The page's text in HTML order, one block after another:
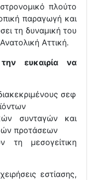
πλούτο
παραγωγή και
τη δυναμική του
Αττική.
ευκαιρία να
σεφ
συνταγών και
προτάσεων
τη μεσογείτικη
εστίασης,